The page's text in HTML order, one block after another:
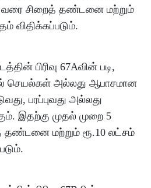
சிறைத் தண்டனை மற்றும்
விதிக்கப்படும்.
பிரிவு 67Aவின் படி,
செயல்கள் அல்லது ஆபாசமான
பரப்புவது அல்லது
இதற்கு முதல் முறை 5
மற்றும் ரூ.10 லட்சம்